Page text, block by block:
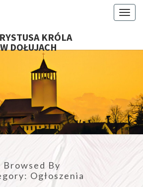
KRÓLA
DOŁUJACH
W
Browsed By
Ogłoszenia